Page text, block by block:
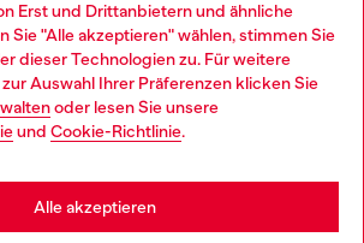
Erst und Drittanbietern und ähnliche
Sie "Alle akzeptieren" wählen, stimmen Sie
dieser Technologien zu. Für weitere
Auswahl Ihrer Präferenzen klicken Sie
oder lesen Sie unsere
und Cookie-Richtlinie.
Alle akzeptieren
Service-Angebot, online und
Mehr erfahren
Österreich website, but it seems you
States